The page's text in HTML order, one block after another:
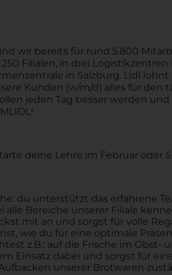
wir bereits für rund 5.800
Filialen, in drei
in Salzburg. Lidl
Kunden (w/m/d) alles für den
jeden Tag besser werden
deine Lehre im Februar oder
du unterstützt das erfahrene
Bereiche unserer Filiale
mit an und sorgst für volle
wie du für eine optimale
z.B.: auf die Frische im Obst-
Einsatz dabei und sorgst für
unserer Brotwaren